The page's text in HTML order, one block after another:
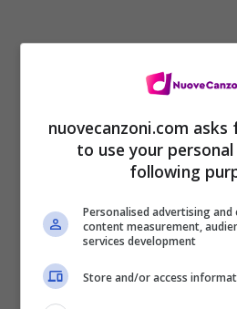
La vera malattia di
autolesionismo“
La Schiatti aveva
solo per stalking ma
nuovecanzoni.com
to use your
following
Personalised advertising
content measurement,
services development
Store and/or access